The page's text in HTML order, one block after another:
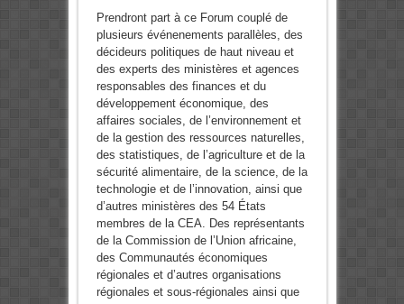
Prendront part à ce Forum couplé de
plusieurs événenements parallèles, des
décideurs politiques de haut niveau et
des experts des ministères et agences
responsables des finances et du
développement économique, des
affaires sociales, de l’environnement et
de la gestion des ressources naturelles,
des statistiques, de l’agriculture et de la
sécurité alimentaire, de la science, de la
technologie et de l’innovation, ainsi que
d’autres ministères des 54 États
membres de la CEA. Des représentants
de la Commission de l’Union africaine,
des Communautés économiques
régionales et d’autres organisations
régionales et sous-régionales ainsi que